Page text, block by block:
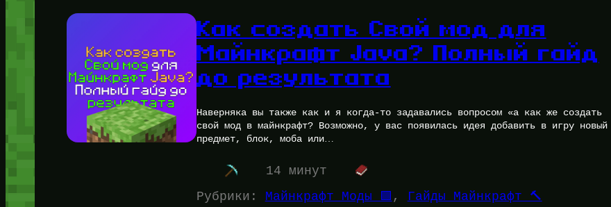
Как создать Свой мод для
Майнкрафт Java? Полный гайд
до результата
Наверняка вы также как и я когда-то задавались вопросом «а как же создать
свой мод в майнкрафт? Возможно, у вас появилась идея добавить в игру новый
предмет, блок, моба или…
14 минут
Рубрики: Майнкрафт Моды 🟩 , Гайды Майнкрафт 🔨